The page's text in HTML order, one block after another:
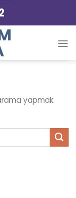
arama yapmak